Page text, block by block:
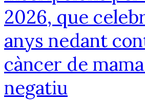
2026, que
anys nedant
càncer de
negatiu